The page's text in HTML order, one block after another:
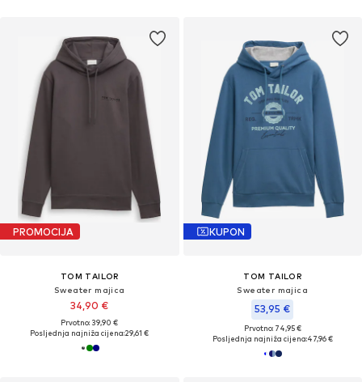
PROMOCIJA
TOM TAILOR
Sweater majica
34,90 €
Prvotno: 39,90 €
Posljednja najniža cijena:29,61 €
KUPON
TOM TAILOR
Sweater majica
53,95 €
Prvotno: 74,95 €
Posljednja najniža cijena:47,96 €